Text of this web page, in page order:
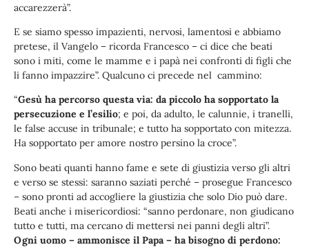
accarezzerà”.
E se siamo spesso impazienti, nervosi, lamentosi e abbiamo
pretese, il Vangelo – ricorda Francesco – ci dice che beati
sono i miti, come le mamme e i papà nei confronti di figli che
li fanno impazzire”. Qualcuno ci precede nel cammino:
“Gesù ha percorso questa via: da piccolo ha sopportato la
persecuzione e l’esilio; e poi, da adulto, le calunnie, i tranelli,
le false accuse in tribunale; e tutto ha sopportato con mitezza.
Ha sopportato per amore nostro persino la croce”.
Sono beati quanti hanno fame e sete di giustizia verso gli altri
e verso se stessi: saranno saziati perché – prosegue Francesco
– sono pronti ad accogliere la giustizia che solo Dio può dare.
Beati anche i misericordiosi: “sanno perdonare, non giudicano
tutto e tutti, ma cercano di mettersi nei panni degli altri”.
Ogni uomo – ammonisce il Papa – ha bisogno di perdono: